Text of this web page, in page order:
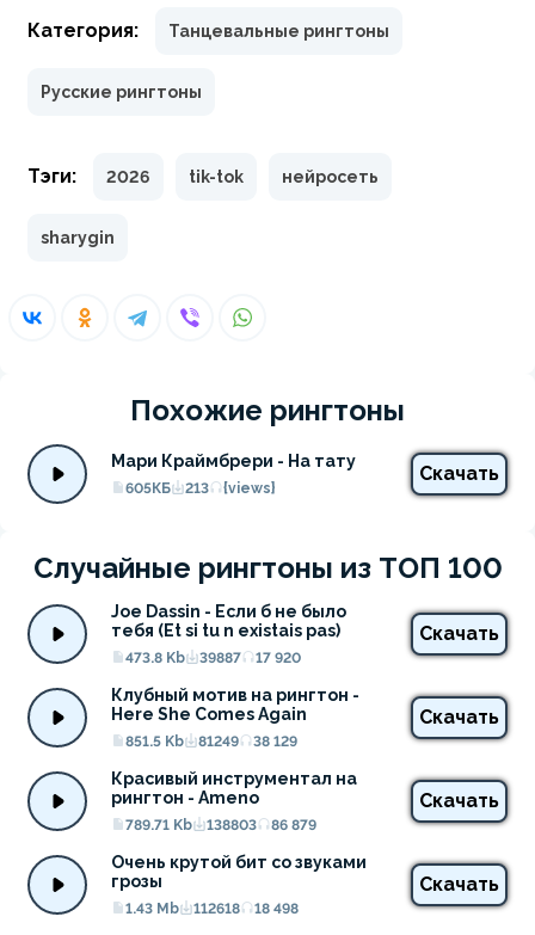
Категория: Танцевальные рингтоны
Русские рингтоны
Тэги: 2026 tik-tok нейросеть
sharygin
Похожие рингтоны
Мари Краймбрери - На тату
605КБ 213 {views}
Скачать
Случайные рингтоны из ТОП 100
Joe Dassin - Если б не было
тебя (Et si tu n existais pas)
473.8 Kb 39887 17 920
Скачать
Клубный мотив на рингтон -
Here She Comes Again
851.5 Kb 81249 38 129
Скачать
Красивый инструментал на
рингтон - Ameno
789.71 Kb 138803 86 879
Скачать
Очень крутой бит со звуками
грозы
1.43 Mb 112618 18 498
Скачать